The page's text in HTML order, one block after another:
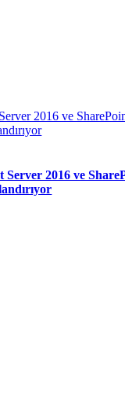
2016 ve
2016 ve